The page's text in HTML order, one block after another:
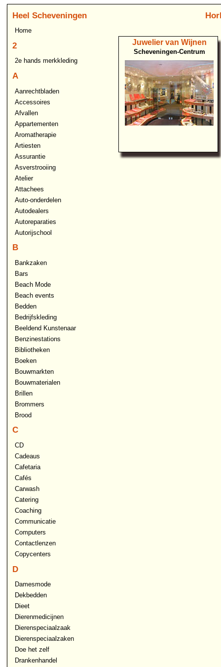
Heel Scheveningen
Home
2
2e hands merkkleding
A
Aanrechtbladen
Accessoires
Afvallen
Appartementen
Aromatherapie
Artiesten
Assurantie
Asverstrooiing
Atelier
Attachees
Auto-onderdelen
Autodealers
Autoreparaties
Autorijschool
B
Bankzaken
Bars
Beach Mode
Beach events
Bedden
Bedrijfskleding
Beeldend Kunstenaar
Benzinestations
Bibliotheken
Boeken
Bouwmarkten
Bouwmaterialen
Brillen
Brommers
Brood
C
CD
Cadeaus
Cafetaria
Cafés
Carwash
Catering
Coaching
Communicatie
Computers
Contactlenzen
Copycenters
D
Damesmode
Dekbedden
Dieet
Dierenmedicijnen
Dierenspeciaalzaak
Dierenspeciaalzaken
Doe het zelf
Drankenhandel
Juwelier van Wijnen
Scheveningen-Centrum